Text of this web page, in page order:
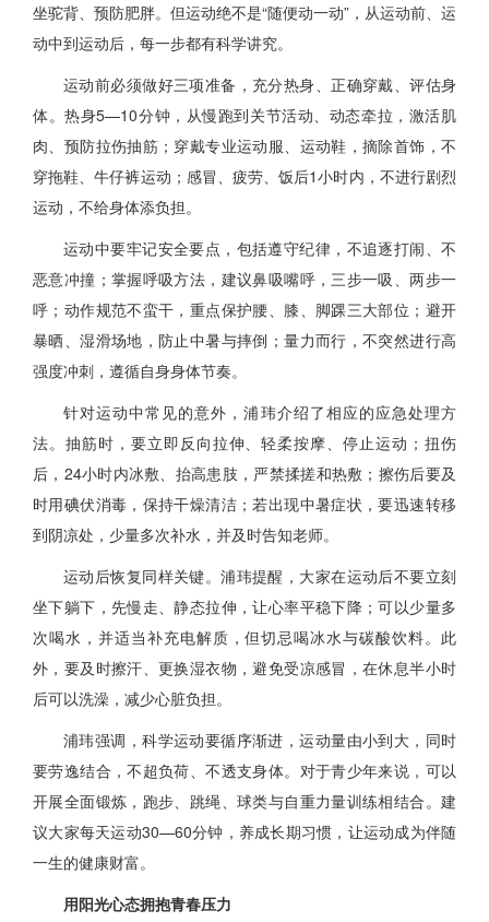
坐驼背、预防肥胖。但运动绝不是“随便动一动”，从运动前、运
动中到运动后，每一步都有科学讲究。
运动前必须做好三项准备，充分热身、正确穿戴、评估身
体。热身5—10分钟，从慢跑到关节活动、动态牵拉，激活肌
肉、预防拉伤抽筋；穿戴专业运动服、运动鞋，摘除首饰，不
穿拖鞋、牛仔裤运动；感冒、疲劳、饭后1小时内，不进行剧烈
运动，不给身体添负担。
运动中要牢记安全要点，包括遵守纪律，不追逐打闹、不
恶意冲撞；掌握呼吸方法，建议鼻吸嘴呼，三步一吸、两步一
呼；动作规范不蛮干，重点保护腰、膝、脚踝三大部位；避开
暴晒、湿滑场地，防止中暑与摔倒；量力而行，不突然进行高
强度冲刺，遵循自身身体节奏。
针对运动中常见的意外，浦玮介绍了相应的应急处理方
法。抽筋时，要立即反向拉伸、轻柔按摩、停止运动；扭伤
后，24小时内冰敷、抬高患肢，严禁揉搓和热敷；擦伤后要及
时用碘伏消毒，保持干燥清洁；若出现中暑症状，要迅速转移
到阴凉处，少量多次补水，并及时告知老师。
运动后恢复同样关键。浦玮提醒，大家在运动后不要立刻
坐下躺下，先慢走、静态拉伸，让心率平稳下降；可以少量多
次喝水，并适当补充电解质，但切忌喝冰水与碳酸饮料。此
外，要及时擦汗、更换湿衣物，避免受凉感冒，在休息半小时
后可以洗澡，减少心脏负担。
浦玮强调，科学运动要循序渐进，运动量由小到大，同时
要劳逸结合，不超负荷、不透支身体。对于青少年来说，可以
开展全面锻炼，跑步、跳绳、球类与自重力量训练相结合。建
议大家每天运动30—60分钟，养成长期习惯，让运动成为伴随
一生的健康财富。
用阳光心态拥抱青春压力